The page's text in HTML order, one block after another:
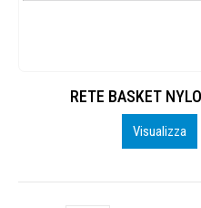
RETE BASKET
Visualizza